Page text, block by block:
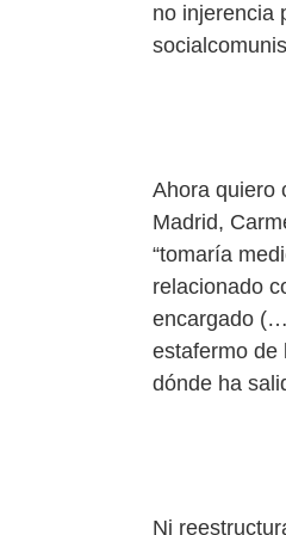
no injerencia
Ahora quiero
Madrid,
“tomaría
relacionado
encargado
estafermo de
dónde ha
Ni